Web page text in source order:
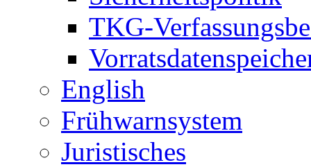
TKG-
English
Frühwarnsystem
Juristisches